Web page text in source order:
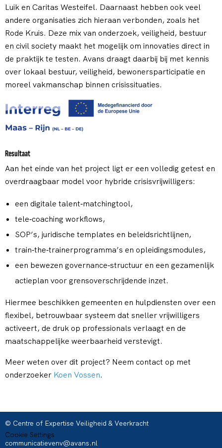
Luik en Caritas Westeifel. Daarnaast hebben ook veel
andere organisaties zich hieraan verbonden, zoals het
Rode Kruis. Deze mix van onderzoek, veiligheid, bestuur
en civil society maakt het mogelijk om innovaties direct in
de praktijk te testen. Avans draagt daarbij bij met kennis
over lokaal bestuur, veiligheid, bewonersparticipatie en
moreel vakmanschap binnen crisissituaties.
Resultaat
Aan het einde van het project ligt er een volledig getest en
overdraagbaar model voor hybride crisisvrijwilligers:
een digitale talent‑matchingtool,
tele‑coaching workflows,
SOP’s, juridische templates en beleidsrichtlijnen,
train‑the‑trainerprogramma’s en opleidingsmodules,
een bewezen governance‑structuur en een gezamenlijk
actieplan voor grensoverschrijdende inzet.
Hiermee beschikken gemeenten en hulpdiensten over een
flexibel, betrouwbaar systeem dat sneller vrijwilligers
activeert, de druk op professionals verlaagt en de
maatschappelijke weerbaarheid verstevigt.
Meer weten over dit project? Neem contact op met
onderzoeker Koen Vossen.
© Centre of Expertise Veiligheid & Veerkracht
Cookie Settings
communicatievenv@avans.nl